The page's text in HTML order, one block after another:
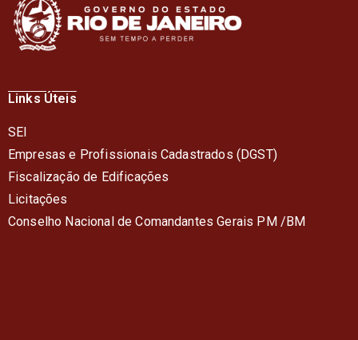
Links Úteis
SEI
Empresas e Profissionais Cadastrados (DGST)
Fiscalização de Edificações
Licitações
Conselho Nacional de Comandantes Gerais PM /BM